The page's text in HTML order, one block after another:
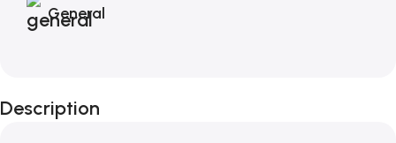
General
Description